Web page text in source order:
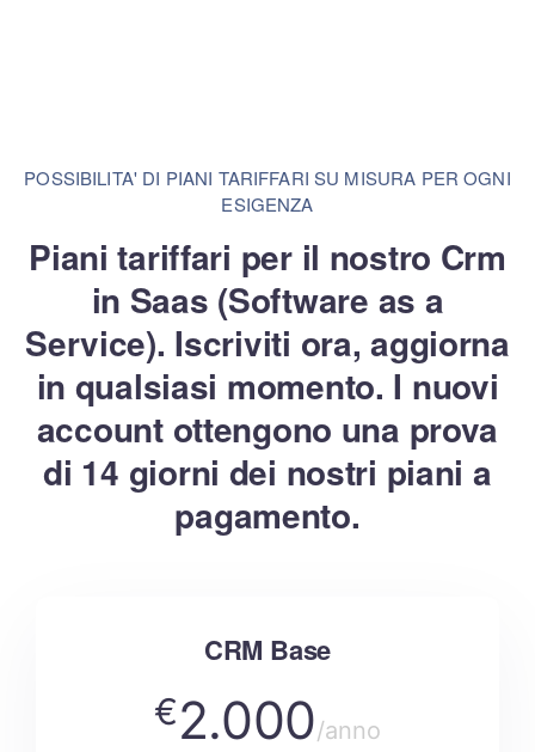
POSSIBILITA' DI PIANI TARIFFARI SU MISURA PER OGNI
ESIGENZA
Piani tariffari per il nostro Crm
in Saas (Software as a
Service). Iscriviti ora, aggiorna
in qualsiasi momento. I nuovi
account ottengono una prova
di 14 giorni dei nostri piani a
pagamento.
CRM Base
€2.000/anno